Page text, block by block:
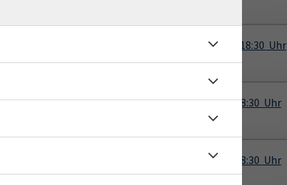
02.11.2026 18:30 Uhr
Online-Kurs
Di .03.11.202618:30 Uhr
Online-Kurs
03.11.2026 18:30 Uhr
Online-Kurs